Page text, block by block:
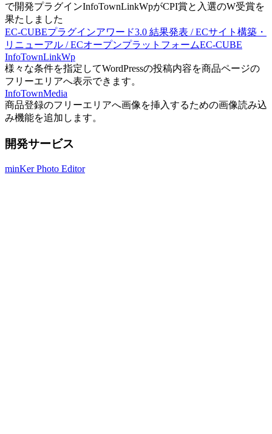
で開発プラグインInfoTownLinkWpがCPI賞と入選のW受賞を
果たしました
EC-CUBEプラグインアワード3.0 結果発表 / ECサイト構築・
リニューアル / ECオープンプラットフォームEC-CUBE
InfoTownLinkWp
様々な条件を指定してWordPressの投稿内容を商品ページの
フリーエリアへ表示できます。
InfoTownMedia
商品登録のフリーエリアへ画像を挿入するための画像読み込
み機能を追加します。
開発サービス
minKer Photo Editor